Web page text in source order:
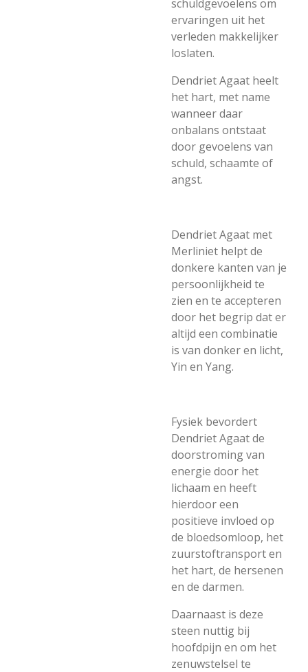
schuldgevoelens om
ervaringen uit het
verleden makkelijker
loslaten.
Dendriet Agaat heelt
het hart, met name
wanneer daar
onbalans ontstaat
door gevoelens van
schuld, schaamte of
angst.
Dendriet Agaat met
Merliniet helpt de
donkere kanten van je
persoonlijkheid te
zien en te accepteren
door het begrip dat er
altijd een combinatie
is van donker en licht,
Yin en Yang.
Fysiek bevordert
Dendriet Agaat de
doorstroming van
energie door het
lichaam en heeft
hierdoor een
positieve invloed op
de bloedsomloop, het
zuurstoftransport en
het hart, de hersenen
en de darmen.
Daarnaast is deze
steen nuttig bij
hoofdpijn en om het
zenuwstelsel te